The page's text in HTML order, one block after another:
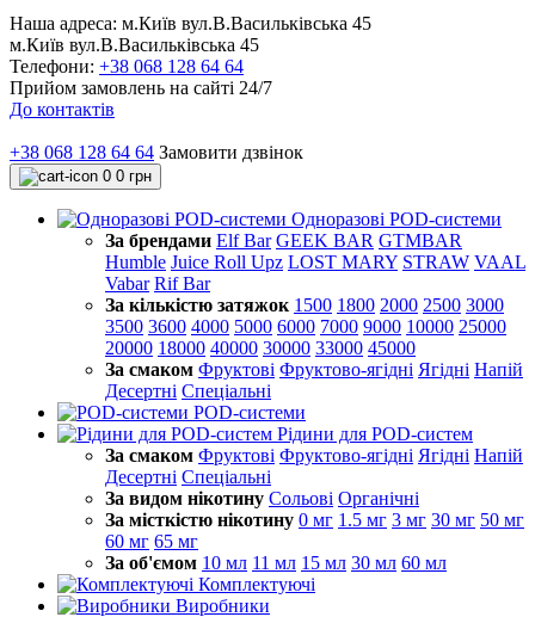
Наша адреса: м.Київ вул.В.Васильківська 45
м.Київ вул.В.Васильківська 45
Телефони: +38 068 128 64 64
Прийом замовлень на сайті 24/7
До контактів
+38 068 128 64 64 Замовити дзвінок
0 0 грн
Одноразові POD-системи
За брендами Elf Bar GEEK BAR GTMBAR
Humble Juice Roll Upz LOST MARY STRAW VAAL
Vabar Rif Bar
За кількістю затяжок 1500 1800 2000 2500 3000
3500 3600 4000 5000 6000 7000 9000 10000 25000
20000 18000 40000 30000 33000 45000
За смаком Фруктові Фруктово-ягідні Ягідні Напій
Десертні Спеціальні
POD-системи
Рідини для POD-систем
За смаком Фруктові Фруктово-ягідні Ягідні Напій
Десертні Спеціальні
За видом нікотину Сольові Органічні
За місткістю нікотину 0 мг 1.5 мг 3 мг 30 мг 50 мг
60 мг 65 мг
За об'ємом 10 мл 11 мл 15 мл 30 мл 60 мл
Комплектуючі
Виробники